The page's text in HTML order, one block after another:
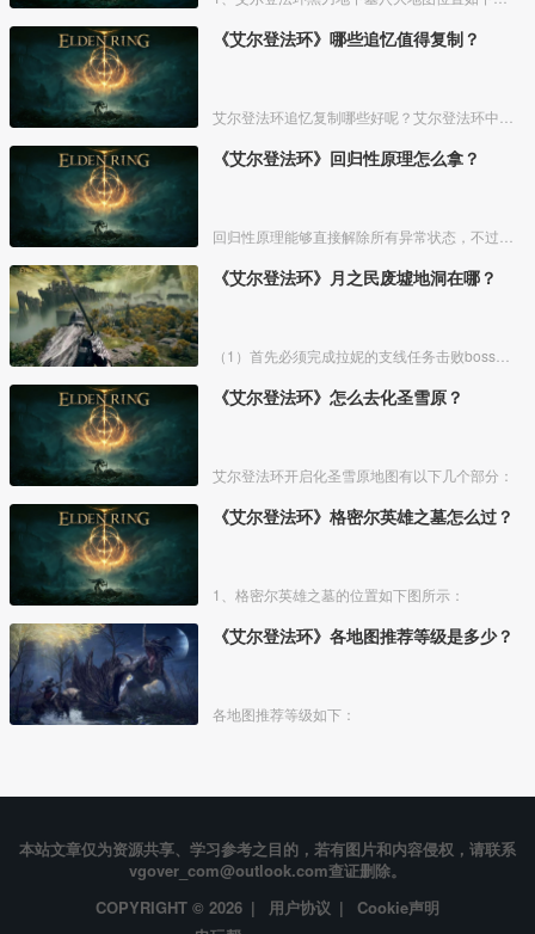
《艾尔登法环》哪些追忆值得复制？
《艾尔登法环》回归性原理怎么拿？
《艾尔登法环》月之民废墟地洞在哪？
《艾尔登法环》怎么去化圣雪原？
艾尔登法环开启化圣雪原地图有以下几个部分：
《艾尔登法环》格密尔英雄之墓怎么过？
1、格密尔英雄之墓的位置如下图所示：
《艾尔登法环》各地图推荐等级是多少？
各地图推荐等级如下：
本站文章仅为资源共享、学习参考之目的，若有图片和内容侵权，请联系
vgover_com@outlook.com查证删除。
COPYRIGHT © 2026 | 用户协议 | Cookie声明